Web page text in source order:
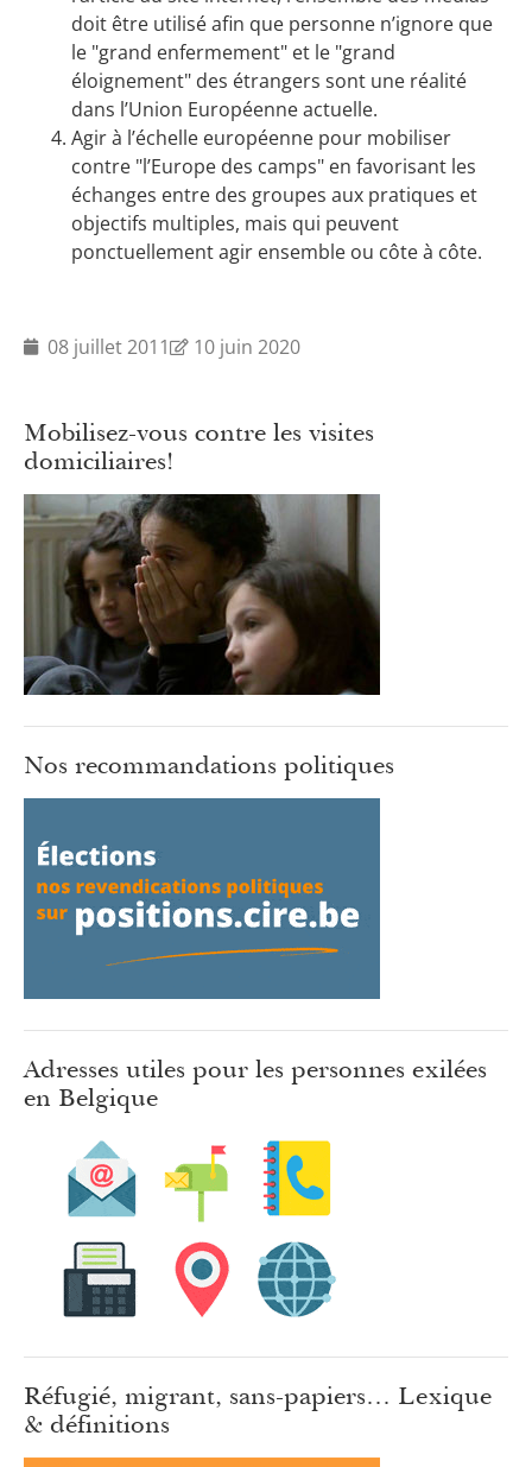
doit être utilisé afin que personne n’ignore que
le "grand enfermement" et le "grand
éloignement" des étrangers sont une réalité
dans l’Union Européenne actuelle.
Agir à l’échelle européenne pour mobiliser
contre "l’Europe des camps" en favorisant les
échanges entre des groupes aux pratiques et
objectifs multiples, mais qui peuvent
ponctuellement agir ensemble ou côte à côte.
08 juillet 2011 10 juin 2020
Mobilisez-vous contre les visites
domiciliaires!
Nos recommandations politiques
Adresses utiles pour les personnes exilées
en Belgique
Réfugié, migrant, sans-papiers… Lexique
& définitions